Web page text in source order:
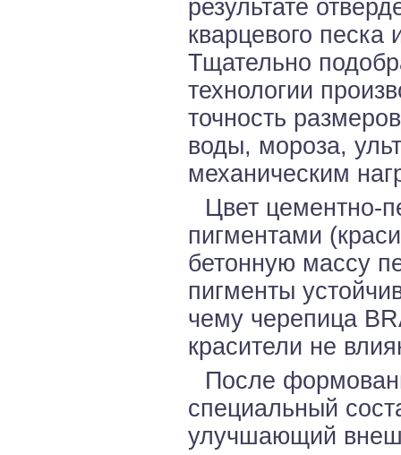
результате
кварцевого песка
Тщательно
технологии
точность
воды, мороза,
механическим
Цвет цементно-
пигментами
бетонную массу
пигменты
чему черепица
красители не
После
специальный
улучшающий